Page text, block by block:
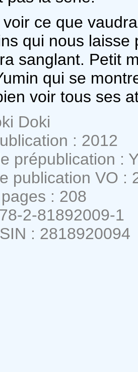
ce que
qui nous
sanglant. Petit
qui se
voir tous ses
Doki
: 2012
prépublication :
publication VO :
: 208
2-81892009-1
: 2818920094